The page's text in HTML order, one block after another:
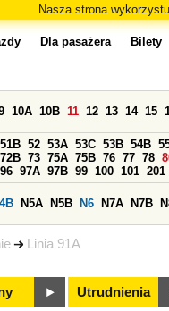
Nasza strona
Linia 91A
Dla pasażera Bilety
10A 10B 11 12 13 14 15
51B 52 53A 53C 53B 54B
72B 73 75A 75B 76 77 78
96 97A 97B 99 100 101 201
N5A N5B N6 N7A N7B
Utrudnienia